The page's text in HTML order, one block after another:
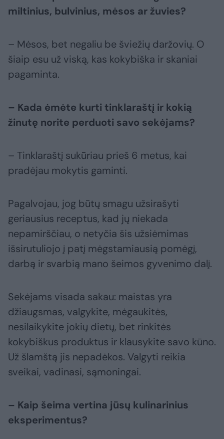
miltinius, bulvinius, mėsos ar žuvies?
– Mėsos, bet negaliu be šviežių daržovių. O
šiaip esu už viską, kas kokybiška ir skaniai
pagaminta.
– Kada ėmėte kurti tinklaraštį ir kokią
žinutę norite perduoti savo sekėjams?
– Tinklaraštį sukūriau prieš 6 metus, kai
pradėjau mokytis gaminti.
Pagalvojau, jog būtų smagu užsirašyti
geriausius receptus, kad jų niekada
nepamirščiau, o netyčia šis užsiėmimas
išsirutuliojo į patį mėgstamiausią pomėgį,
darbą ir svarbią mano šeimos gyvenimo dalį.
Sekėjams visada sakau: maistas yra
džiaugsmas, valgykite, mėgaukitės,
nesilaikykite jokių dietų, bet rinkitės
kokybiškus produktus ir klausykite savo kūno.
Už šlamštą jis nepadėkos. Valgyti reikia
sveikai, vadinasi, sąmoningai.
– Kaip šeima vertina jūsų kulinarinius
eksperimentus?